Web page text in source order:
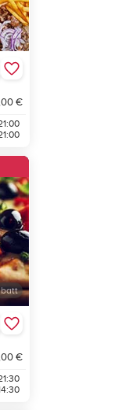
€
€